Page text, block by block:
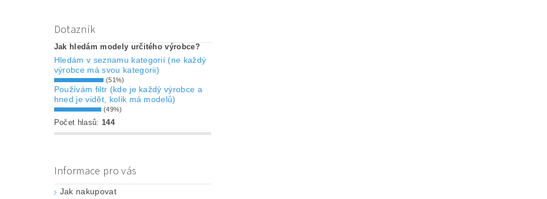
Dotazník
Jak hledám modely určitého výrobce?
Hledám v seznamu kategorií (ne každý
výrobce má svou kategorii)
(51%)
Používám filtr (kde je každý výrobce a
hned je vidět, kolik má modelů)
(49%)
Počet hlasů: 144
Informace pro vás
Jak nakupovat